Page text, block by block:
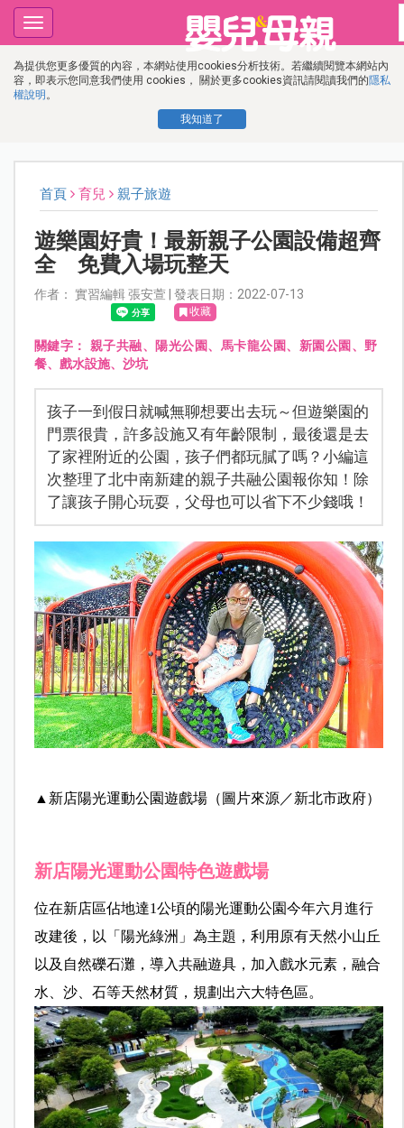
為提供您更多優質的內容，本網站使用cookies分析技術。若繼續閱覽本網站內
容，即表示您同意我們使用 cookies， 關於更多cookies資訊請閱讀我們的隱私
權說明 。
我知道了
Toggle
navigation
首頁 育兒 親子旅遊
遊樂園好貴！最新親子公園設備超齊
全 免費入場玩整天
作者： 實習編輯 張安萱 | 發表日期：2022-07-13
收藏
關鍵字： 親子共融、陽光公園、馬卡龍公園、新園公園、野
餐、戲水設施、沙坑
孩子一到假日就喊無聊想要出去玩～但遊樂園的
門票很貴，許多設施又有年齡限制，最後還是去
了家裡附近的公園，孩子們都玩膩了嗎？小編這
次整理了北中南新建的親子共融公園報你知！除
了讓孩子開心玩耍，父母也可以省下不少錢哦！
▲新店陽光運動公園遊戲場（圖片來源／新北市政府）
新店陽光運動公園特色遊戲場
位在新店區佔地達1公頃的陽光運動公園今年六月進行
改建後，以「陽光綠洲」為主題，利用原有天然小山丘
以及自然礫石灘，導入共融遊具，加入戲水元素，融合
水、沙、石等天然材質，規劃出六大特色區。